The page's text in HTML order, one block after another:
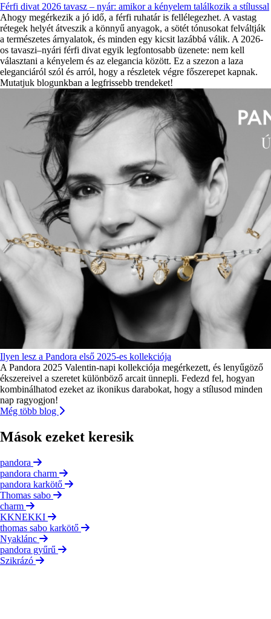
Férfi divat 2026 tavasz – nyár: amikor a kényelem találkozik a stílussal
Ahogy megérkezik a jó idő, a férfi ruhatár is fellélegezhet. A vastag
rétegek helyét átveszik a könnyű anyagok, a sötét tónusokat felváltják
a természetes árnyalatok, és minden egy kicsit lazábbá válik. A 2026-
os tavaszi–nyári férfi divat egyik legfontosabb üzenete: nem kell
választani a kényelem és az elegancia között. Ez a szezon a laza
eleganciáról szól és arról, hogy a részletek végre főszerepet kapnak.
Mutatjuk blogunkban a legfrissebb trendeket!
Ilyen lesz a Pandora első 2025-es kollekciója
A Pandora 2025 Valentin-napi kollekciója megérkezett, és lenyűgöző
ékszereivel a szeretet különböző arcait ünnepli. Fedezd fel, hogyan
kombinálhatod ezeket az ikonikus darabokat, hogy a stílusod minden
nap ragyogjon!
Még több blog
Mások ezeket keresik
pandora
pandora charm
pandora karkötő
Thomas sabo
charm
KKNEKKI
thomas sabo karkötő
Nyaklánc
pandora gyűrű
Szikrázó